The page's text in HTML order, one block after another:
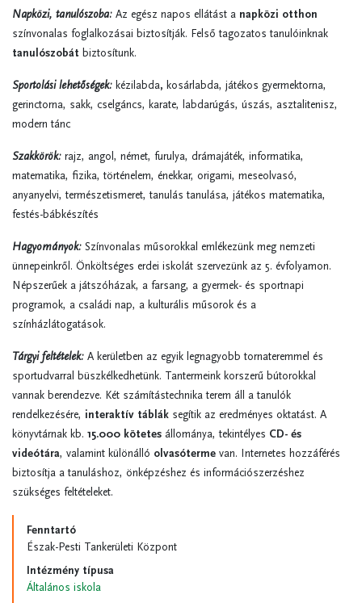
Napközi, tanulószoba: Az egész napos ellátást a napközi otthon
színvonalas foglalkozásai biztosítják. Felső tagozatos tanulóinknak
tanulószobát biztosítunk.
Sportolási lehetőségek: kézilabda, kosárlabda, játékos gyermektorna,
gerinctorna, sakk, cselgáncs, karate, labdarúgás, úszás, asztalitenisz,
modern tánc
Szakkörök: rajz, angol, német, furulya, drámajáték, informatika,
matematika, fizika, történelem, énekkar, origami, meseolvasó,
anyanyelvi, természetismeret, tanulás tanulása, játékos matematika,
festés-bábkészítés
Hagyományok: Színvonalas műsorokkal emlékezünk meg nemzeti
ünnepeinkről. Önköltséges erdei iskolát szervezünk az 5. évfolyamon.
Népszerűek a játszóházak, a farsang, a gyermek- és sportnapi
programok, a családi nap, a kulturális műsorok és a
színházlátogatások.
Tárgyi feltételek: A kerületben az egyik legnagyobb tornateremmel és
sportudvarral büszkélkedhetünk. Tantermeink korszerű bútorokkal
vannak berendezve. Két számítástechnika terem áll a tanulók
rendelkezésére, interaktív táblák segítik az eredményes oktatást. A
könyvtárnak kb. 15.000 kötetes állománya, tekintélyes CD- és
videótára, valamint különálló olvasóterme van. Internetes hozzáférés
biztosítja a tanuláshoz, önképzéshez és információszerzéshez
szükséges feltételeket.
Fenntartó
Észak-Pesti Tankerületi Központ
Intézmény típusa
Általános iskola